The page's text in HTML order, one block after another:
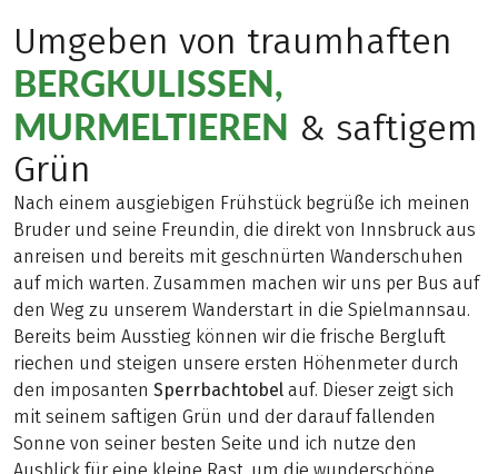
Umgeben von traumhaften
BERGKULISSEN,
MURMELTIEREN & saftigem
Grün
Nach einem ausgiebigen Frühstück begrüße ich meinen
Bruder und seine Freundin, die direkt von Innsbruck aus
anreisen und bereits mit geschnürten Wanderschuhen
auf mich warten. Zusammen machen wir uns per Bus auf
den Weg zu unserem Wanderstart in die Spielmannsau.
Bereits beim Ausstieg können wir die frische Bergluft
riechen und steigen unsere ersten Höhenmeter durch
den imposanten Sperrbachtobel auf. Dieser zeigt sich
mit seinem saftigen Grün und der darauf fallenden
Sonne von seiner besten Seite und ich nutze den
Ausblick für eine kleine Rast, um die wunderschöne